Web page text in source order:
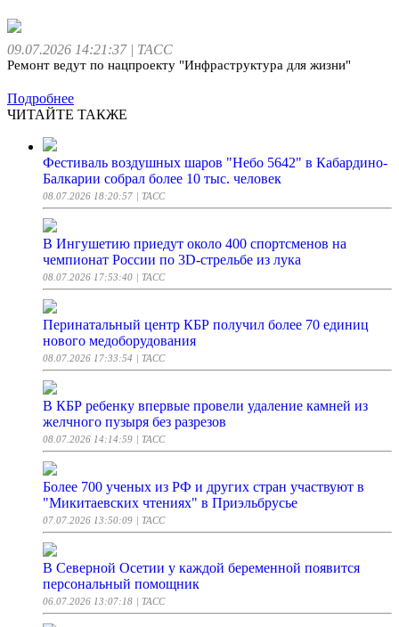
09.07.2026 14:21:37 | ТАСС
Ремонт ведут по нацпроекту "Инфраструктура для жизни"
Подробнее
ЧИТАЙТЕ ТАКЖЕ
Фестиваль воздушных шаров "Небо 5642" в Кабардино-
Балкарии собрал более 10 тыс. человек
08.07.2026 18:20:57 | ТАСС
В Ингушетию приедут около 400 спортсменов на
чемпионат России по 3D-стрельбе из лука
08.07.2026 17:53:40 | ТАСС
Перинатальный центр КБР получил более 70 единиц
нового медоборудования
08.07.2026 17:33:54 | ТАСС
В КБР ребенку впервые провели удаление камней из
желчного пузыря без разрезов
08.07.2026 14:14:59 | ТАСС
Более 700 ученых из РФ и других стран участвуют в
"Микитаевских чтениях" в Приэльбрусье
07.07.2026 13:50:09 | ТАСС
В Северной Осетии у каждой беременной появится
персональный помощник
06.07.2026 13:07:18 | ТАСС